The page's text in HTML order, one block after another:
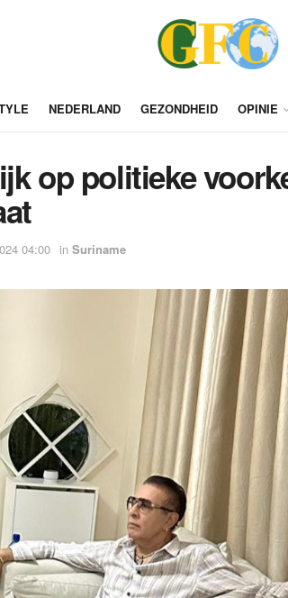
NEDERLAND GEZONDHEID OPINIE
op politieke
04:00 in Suriname